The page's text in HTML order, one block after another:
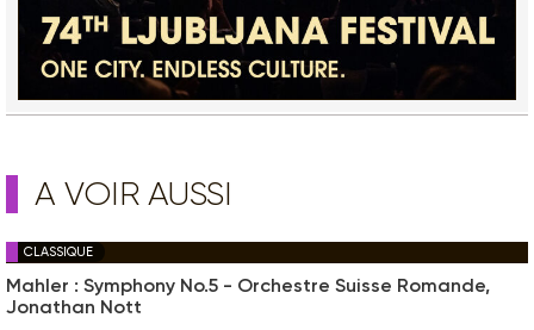
A VOIR AUSSI
CLASSIQUE
Mahler : Symphony No.5 - Orchestre Suisse Romande,
Jonathan Nott